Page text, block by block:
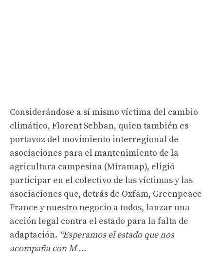
Considerándose a sí mismo víctima del cambio
climático, Florent Sebban, quien también es
portavoz del movimiento interregional de
asociaciones para el mantenimiento de la
agricultura campesina (Miramap), eligió
participar en el colectivo de las víctimas y las
asociaciones que, detrás de Oxfam, Greenpeace
France y nuestro negocio a todos, lanzar una
acción legal contra el estado para la falta de
adaptación. “Esperamos el estado que nos
acompaña con M …